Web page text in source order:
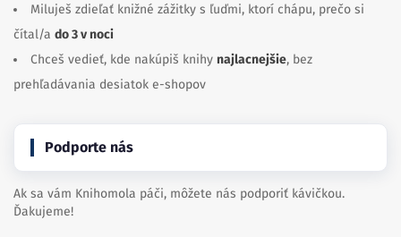
Miluješ zdieľať knižné zážitky s ľuďmi, ktorí chápu, prečo si
čítal/a do 3 v noci
Chceš vedieť, kde nakúpiš knihy najlacnejšie, bez
prehľadávania desiatok e-shopov
Podporte nás
Ak sa vám Knihomola páči, môžete nás podporiť kávičkou.
Ďakujeme!